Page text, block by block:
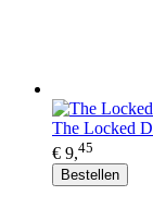
The Locked
€ 9,45
Bestellen